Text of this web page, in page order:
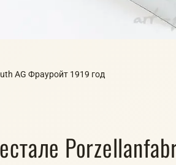
AG Фрауройт 1919 год